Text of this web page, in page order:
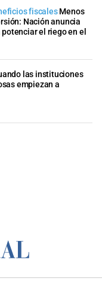
fiscales Menos
Nación anuncia
el riego en el
las instituciones
empiezan a